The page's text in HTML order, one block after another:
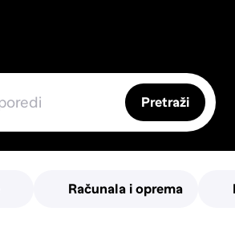
Pretraži
Računala i oprema